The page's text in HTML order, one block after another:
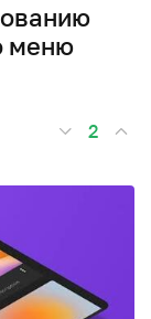
меню
2